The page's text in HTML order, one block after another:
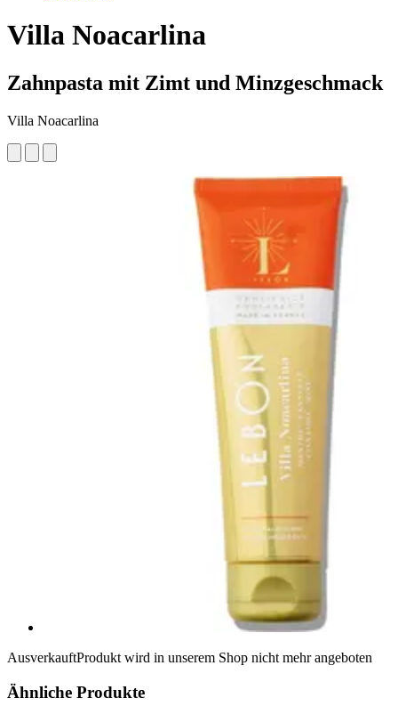
Villa Noacarlina
Zahnpasta mit Zimt und Minzgeschmack
Villa Noacarlina
AusverkauftProdukt wird in unserem Shop nicht mehr angeboten
Ähnliche Produkte